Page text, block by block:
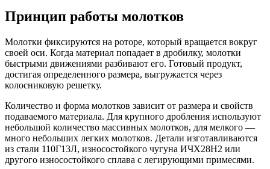
Принцип работы молотков
Молотки фиксируются на роторе, который вращается вокруг
своей оси. Когда материал попадает в дробилку, молотки
быстрыми движениями разбивают его. Готовый продукт,
достигая определенного размера, выгружается через
колосниковую решетку.
Количество и форма молотков зависит от размера и свойств
подаваемого материала. Для крупного дробления используют
небольшой количество массивных молотков, для мелкого —
много небольших легких молотков. Детали изготавливаются
из стали 110Г13Л, износостойкого чугуна ИЧХ28Н2 или
другого износостойкого сплава с легирующими примесями.